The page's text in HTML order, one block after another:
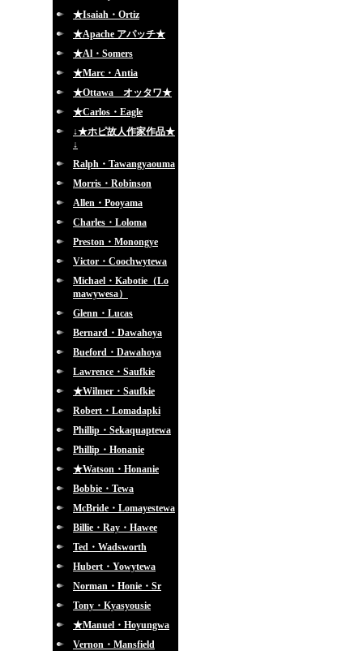
★Isaiah・Ortiz
★Apache アパッチ★
★Al・Somers
★Marc・Antia
★Ottawa オッタワ★
★Carlos・Eagle
↓★ホピ故人作家作品★
↓
Ralph・Tawangyaouma
Morris・Robinson
Allen・Pooyama
Charles・Loloma
Preston・Monongye
Victor・Coochwytewa
Michael・Kabotie（Lo
mawywesa）
Glenn・Lucas
Bernard・Dawahoya
Bueford・Dawahoya
Lawrence・Saufkie
★Wilmer・Saufkie
Robert・Lomadapki
Phillip・Sekaquaptewa
Phillip・Honanie
★Watson・Honanie
Bobbie・Tewa
McBride・Lomayestewa
Billie・Ray・Hawee
Ted・Wadsworth
Hubert・Yowytewa
Norman・Honie・Sr
Tony・Kyasyousie
★Manuel・Hoyungwa
Vernon・Mansfield